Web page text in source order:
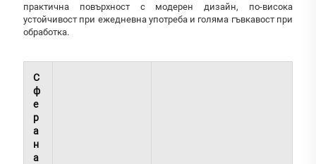
практична повърхност с модерен дизайн, по-висока
устойчивост при ежедневна употреба и голяма гъвкавост при
обработка.
С
ф
е
р
а
н
а